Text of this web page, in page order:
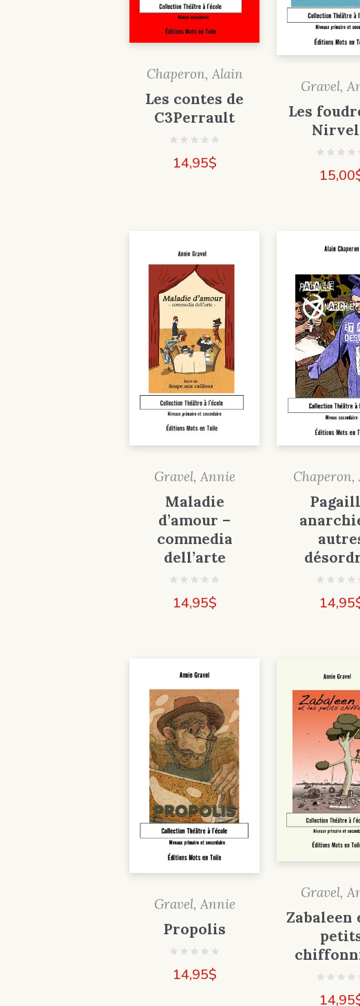
Chaperon, Alain
Les contes de
C3Perrault
14,95$
Gravel,
Les
15,00
Gravel, Annie
Maladie
d’amour –
commedia
dell’arte
14,95$
Chaperon,
14,95
Gravel, Annie
Propolis
14,95$
Gravel,
Zabaleen
14,95